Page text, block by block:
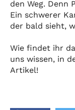
den Weg. Denn
Ein schwerer
der bald sieht,
Wie findet ihr
uns wissen, in
Artikel!